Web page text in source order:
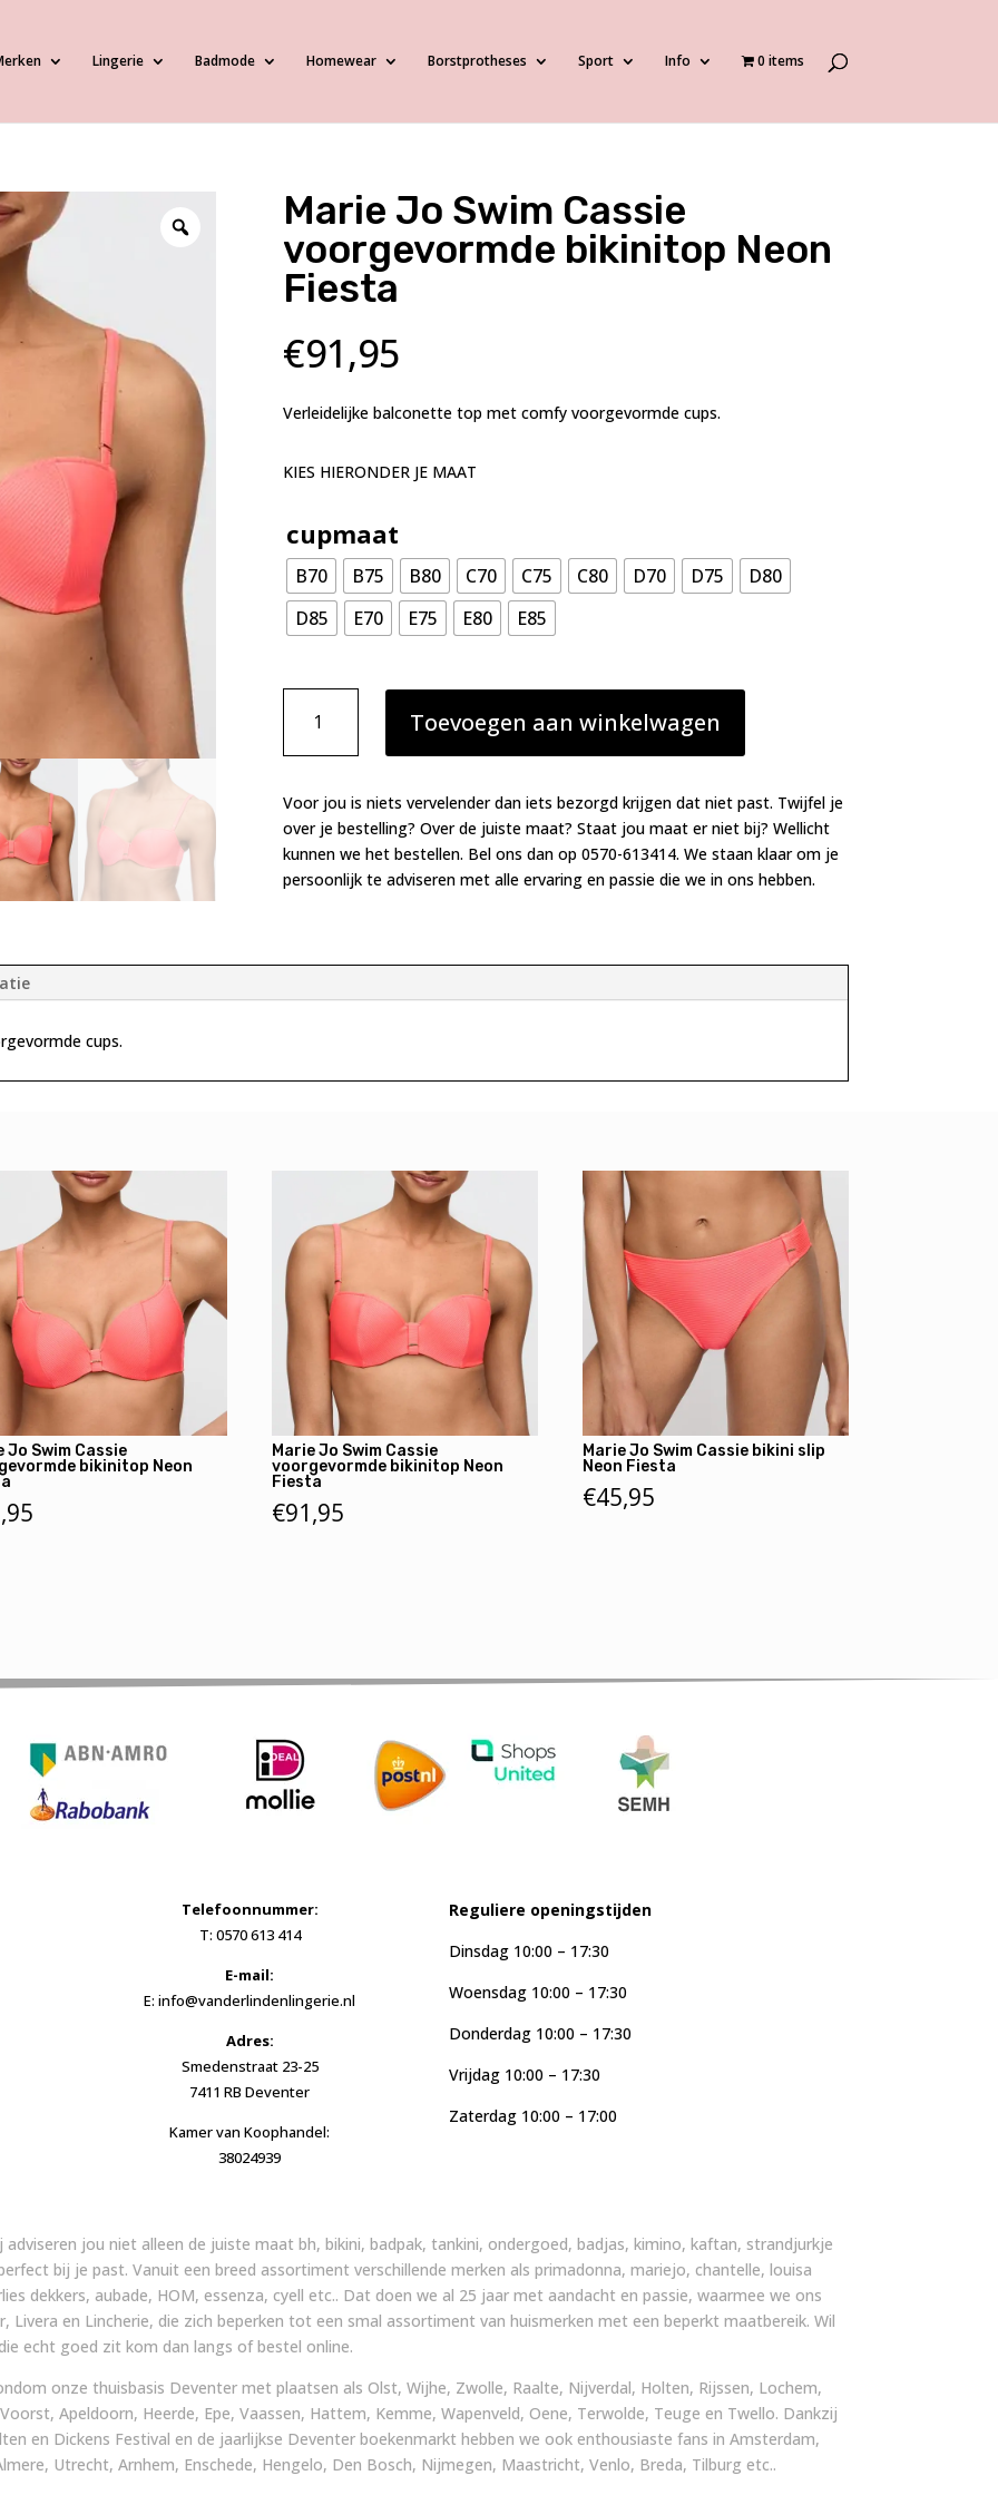
Lingerie Badmode Homewear Borstprotheses Sport Info 0 items
Marie Jo Swim Cassie
voorgevormde bikinitop Neon
Fiesta
€91,95
Verleidelijke balconette top met comfy voorgevormde cups.
KIES HIERONDER JE MAAT
cupmaat
B70 B75 B80 C70 C75 C80 D70 D75
D80
D85
E70 E75 E80 E85
Marie
Swim
voorgevormde
bikinitop
Neon
Fiesta
Toevoegen aan winkelwagen
Voor jou is niets vervelender dan iets bezorgd krijgen dat niet past. Twijfel je
over je bestelling? Over de juiste maat? Staat jou maat er niet bij? Wellicht
kunnen we het bestellen. Bel ons dan op 0570-613414. We staan klaar om je
persoonlijk te adviseren met alle ervaring en passie die we in ons hebben.
cups.
Jo Swim Cassie
bikinitop Neon
Marie Jo Swim Cassie
voorgevormde bikinitop Neon
Fiesta
€91,95
Marie Jo Swim Cassie bikini slip
Neon Fiesta
€45,95
Telefoonnummer:
T: 0570 613 414
E-mail:
E: info@vanderlindenlingerie.nl
Adres:
Smedenstraat 23-25
7411 RB Deventer
Kamer van Koophandel:
38024939
Reguliere openingstijden
Dinsdag 10:00 – 17:30
Woensdag 10:00 – 17:30
Donderdag 10:00 – 17:30
Vrijdag 10:00 – 17:30
Zaterdag 10:00 – 17:00
jou niet alleen de juiste maat bh, bikini, badpak, tankini, ondergoed, badjas, kimino, kaftan, strandjurkje
bij je past. Vanuit een breed assortiment verschillende merken als primadonna, mariejo, chantelle, louisa
dekkers, aubade, HOM, essenza, cyell etc.. Dat doen we al 25 jaar met aandacht en passie, waarmee we ons
Livera en Lincherie, die zich beperken tot een smal assortiment van huismerken met een beperkt maatbereik. Wil
echt goed zit kom dan langs of bestel online.
onze thuisbasis Deventer met plaatsen als Olst, Wijhe, Zwolle, Raalte, Nijverdal, Holten, Rijssen, Lochem,
Apeldoorn, Heerde, Epe, Vaassen, Hattem, Kemme, Wapenveld, Oene, Terwolde, Teuge en Twello. Dankzij
en Dickens Festival en de jaarlijkse Deventer boekenmarkt hebben we ook enthousiaste fans in Amsterdam,
Utrecht, Arnhem, Enschede, Hengelo, Den Bosch, Nijmegen, Maastricht, Venlo, Breda, Tilburg etc..